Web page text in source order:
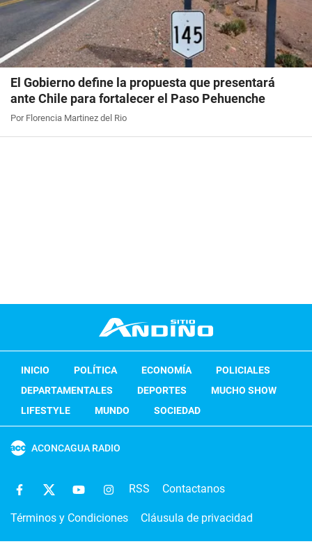
El Gobierno define la propuesta que presentará
ante Chile para fortalecer el Paso Pehuenche
Por Florencia Martinez del Rio
INICIO POLÍTICA ECONOMÍA
POLICIALES
DEPARTAMENTALES
DEPORTES
MUCHO SHOW
LIFESTYLE
MUNDO SOCIEDAD
ACONCAGUA RADIO
RSS Contactanos
Términos y Condiciones Cláusula de privacidad